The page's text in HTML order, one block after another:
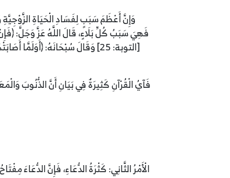
وَإِنَّ أَعْظَمَ سَبَبٍ لِفَسَادِ الْحَيَاةِ
فَآيُ الْقُرْآنِ كَثِيرَةٌ فِي بَيَانِ أَنَّ الذُّنُوبَ
الْأَمْرُ الثَّانِي: كَثْرَةُ الدُّعَاءِ، فَإِنَّ الدُّعَاءَ